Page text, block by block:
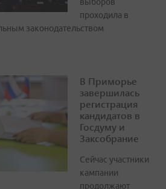
выборов
проходила в
законодательством
В Приморье
завершилась
регистрация
кандидатов в
Госдуму и
Заксобрание
Сейчас участники
кампании
продолжают